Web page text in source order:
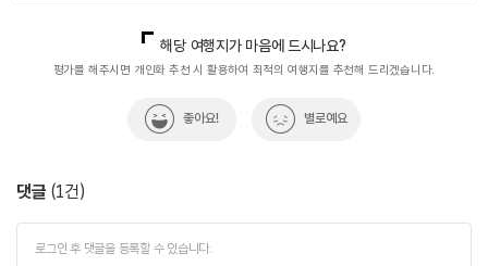
해당 여행지가 마음에 드시나요?
평가를 해주시면 개인화 추천 시 활용하여 최적의 여행지를 추천해 드리겠습니다.
좋아요! 별로예요
댓글 (1건)